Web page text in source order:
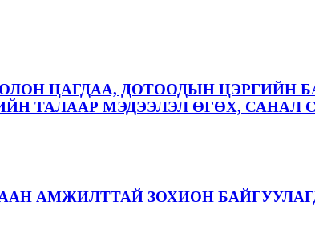
ЦАГДАА, ДОТООДЫН ЦЭРГИЙН
ТАЛААР МЭДЭЭЛЭЛ ӨГӨХ, САНАЛ
АМЖИЛТТАЙ ЗОХИОН